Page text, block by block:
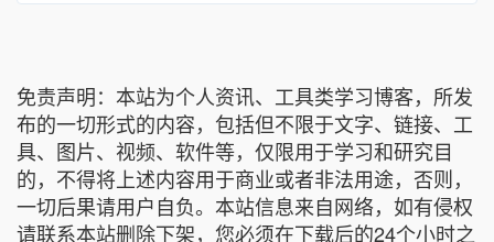
免责声明：本站为个人资讯、工具类学习博客，所发
布的一切形式的内容，包括但不限于文字、链接、工
具、图片、视频、软件等，仅限用于学习和研究目
的，不得将上述内容用于商业或者非法用途，否则，
一切后果请用户自负。本站信息来自网络，如有侵权
请联系本站删除下架，您必须在下载后的24个小时之